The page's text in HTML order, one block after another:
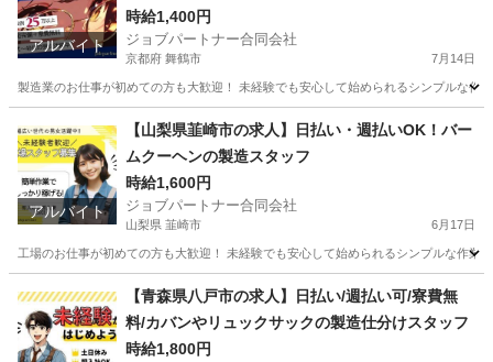
アルバイト
時給1,400円
ジョブパートナー合同会社
京都府 舞鶴市 7月14日
製造業のお仕事が初めての方も大歓迎！ 未経験でも安心して始められるシンプルな
工場 スタッフ
アルバイト
【山梨県韮崎市の求人】日払い・週払いOK！バー
ムクーヘンの製造スタッフ
時給1,600円
ジョブパートナー合同会社
山梨県 韮崎市 6月17日
工場のお仕事が初めての方も大歓迎！ 未経験でも安心して始められるシンプルな作
工場 スタッフ
【青森県八戸市の求人】日払い/週払い可/寮費無
料/カバンやリュックサックの製造仕分けスタッフ
時給1,800円